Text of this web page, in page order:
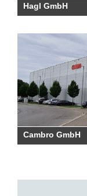
Hagl GmbH
Cambro GmbH